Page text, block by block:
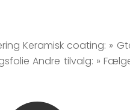
Keramisk coating: »
Andre tilvalg: »